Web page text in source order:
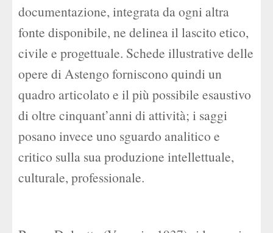
documentazione, integrata da ogni altra
fonte disponibile, ne delinea il lascito etico,
civile e progettuale. Schede illustrative delle
opere di Astengo forniscono quindi un
quadro articolato e il più possibile esaustivo
di oltre cinquant’anni di attività; i saggi
posano invece uno sguardo analitico e
critico sulla sua produzione intellettuale,
culturale, professionale.